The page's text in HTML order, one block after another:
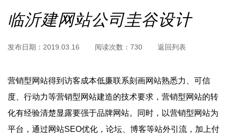
临沂建网站公司圭谷设计
发布日期： 2019.03.16 阅读次数： 730 返回列表
营销型网站得到访客成本低廉联系刻画网站熟悉力、可信
度、行动力等营销型网站建造的技术要求，营销型网站的转
化有经验清楚显露要强于品牌网站。同时，以营销型网站为
平台，通过网站SEO优化，论坛、博客等站外引流，加上付